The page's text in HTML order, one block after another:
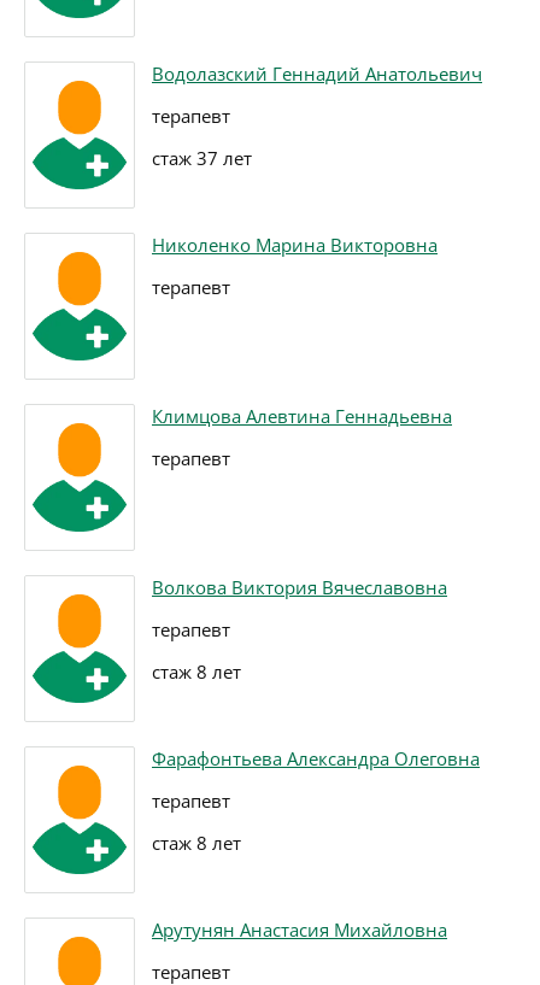
Водолазский Геннадий Анатольевич
терапевт
стаж 37 лет
Николенко Марина Викторовна
терапевт
Климцова Алевтина Геннадьевна
терапевт
Волкова Виктория Вячеславовна
терапевт
стаж 8 лет
Фарафонтьева Александра Олеговна
терапевт
стаж 8 лет
Арутунян Анастасия Михайловна
терапевт